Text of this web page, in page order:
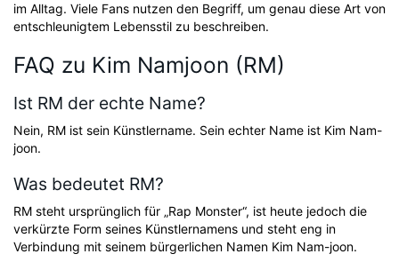
im Alltag. Viele Fans nutzen den Begriff, um genau diese Art von
entschleunigtem Lebensstil zu beschreiben.
FAQ zu Kim Namjoon (RM)
Ist RM der echte Name?
Nein, RM ist sein Künstlername. Sein echter Name ist Kim Nam-
joon.
Was bedeutet RM?
RM steht ursprünglich für „Rap Monster“, ist heute jedoch die
verkürzte Form seines Künstlernamens und steht eng in
Verbindung mit seinem bürgerlichen Namen Kim Nam-joon.